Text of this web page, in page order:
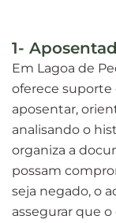
1-
Em Lagoa de
oferece suporte
aposentar,
analisando o
organiza a
possam
seja negado, o
assegurar que